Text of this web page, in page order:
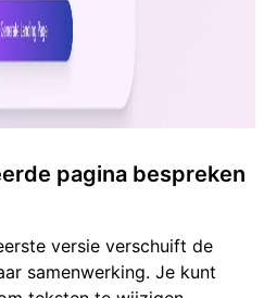
pagina bespreken
versie verschuift de
samenwerking. Je kunt